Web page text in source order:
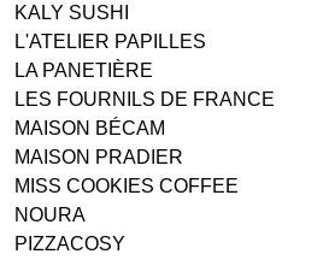
KALY SUSHI
L'ATELIER PAPILLES
LA PANETIÈRE
LES FOURNILS DE FRANCE
MAISON BÉCAM
MAISON PRADIER
MISS COOKIES COFFEE
NOURA
PIZZACOSY